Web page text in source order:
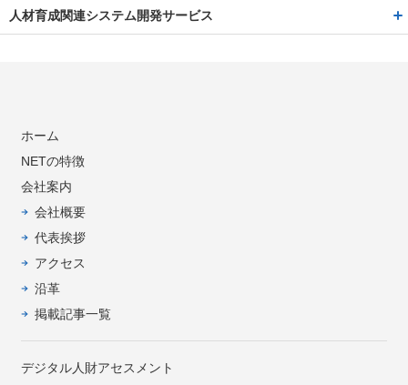
人材育成関連システム開発サービス
ホーム
NETの特徴
会社案内
会社概要
代表挨拶
アクセス
沿革
掲載記事一覧
デジタル人財アセスメント